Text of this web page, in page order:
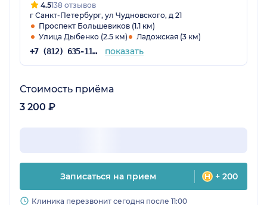
4.5138 отзывов
г Санкт-Петербург, ул Чудновского, д 21
Проспект Большевиков (1.1 км)
Улица Дыбенко (2.5 км)
Ладожская (3 км)
+7 (812) 635-11-79 показать
Стоимость приёма
3 200 ₽
Записаться на прием + 200
Клиника перезвонит сегодня после 11:00